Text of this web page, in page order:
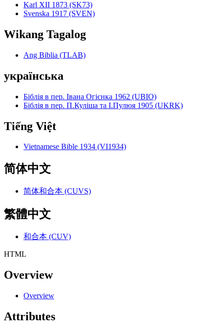
Karl XII 1873 (SK73)
Svenska 1917 (SVEN)
Wikang Tagalog
Ang Biblia (TLAB)
українська
Біблія в пер. Івана Огієнка 1962 (UBIO)
Біблія в пер. П.Куліша та І.Пулюя 1905 (UKRK)
Tiếng Việt
Vietnamese Bible 1934 (VI1934)
简体中文
简体和合本 (CUVS)
繁體中文
和合本 (CUV)
HTML
Overview
Overview
Attributes